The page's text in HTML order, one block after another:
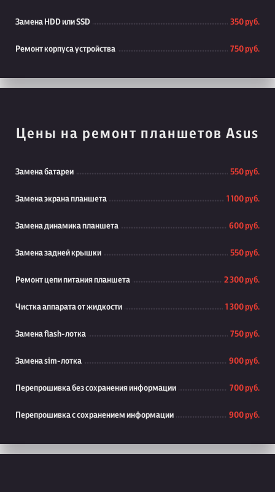
Замена HDD или SSD 350 руб.
Ремонт корпуса устройства 750 руб.
Цены на ремонт планшетов Asus
Замена батареи 550 руб.
Замена экрана планшета 1 100 руб.
Замена динамика планшета 600 руб.
Замена задней крышки 550 руб.
Ремонт цепи питания планшета 2 300 руб.
Чистка аппарата от жидкости 1 300 руб.
Замена flash-лотка 750 руб.
Замена sim-лотка 900 руб.
Перепрошивка без сохранения информации 700 руб.
Перепрошивка с сохранением информации 900 руб.